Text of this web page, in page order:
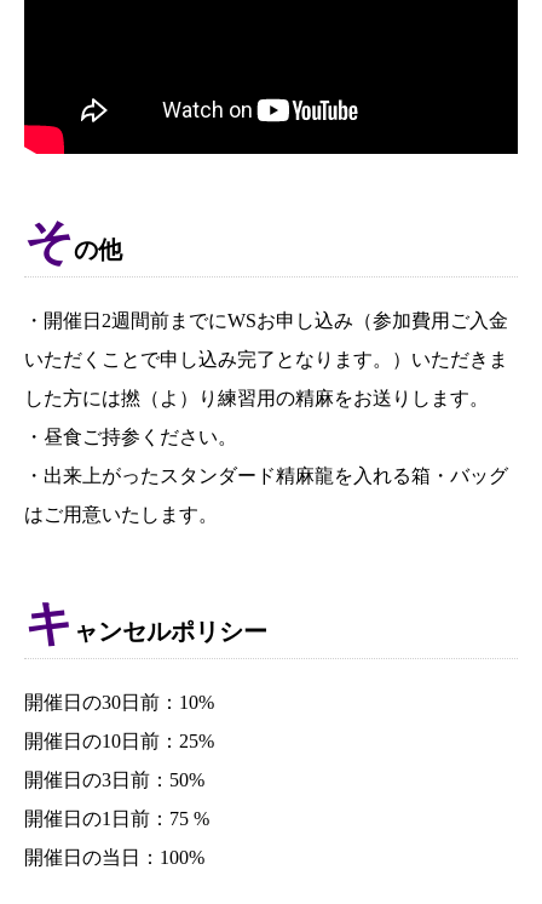
その他
・開催日2週間前までにWSお申し込み（参加費用ご入金
いただくことで申し込み完了となります。）いただきま
した方には撚（よ）り練習用の精麻をお送りします。
・昼食ご持参ください。
・出来上がったスタンダード精麻龍を入れる箱・バッグ
はご用意いたします。
キ ャンセルポリシー
開催日の30日前：10%
開催日の10日前：25%
開催日の3日前：50%
開催日の1日前：75 %
開催日の当日：100%